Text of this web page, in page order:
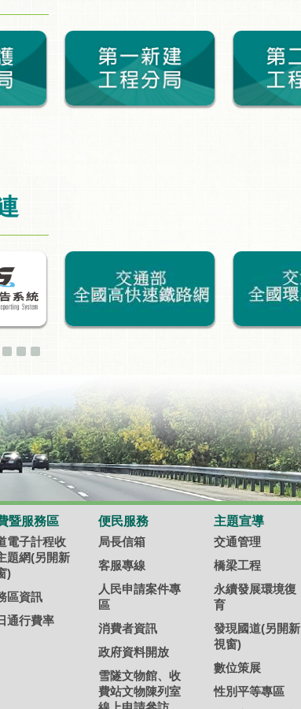
暨服務區
電子計程收
題網(另開新
)
區資訊
通行費率
便民服務
局長信箱
客服專線
人民申請案件專
區
消費者資訊
政府資料開放
雪隧文物館、收
費站文物陳列室
主題宣導
交通管理
橋梁工程
永續發展環境復
育
發現國道(另開新
視窗)
數位策展
性別平等專區